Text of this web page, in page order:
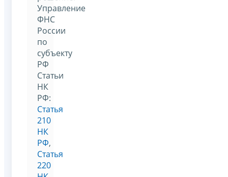
Управление
ФНС
России
по
субъекту
РФ
Статьи
НК
РФ:
Статья
210
НК
РФ,
Статья
220